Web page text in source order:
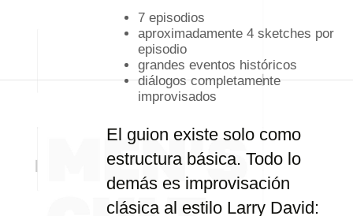
7 episodios
aproximadamente 4 sketches por
episodio
grandes eventos históricos
diálogos completamente
improvisados
El guion existe solo como
estructura básica. Todo lo
demás es improvisación
clásica al estilo Larry David: